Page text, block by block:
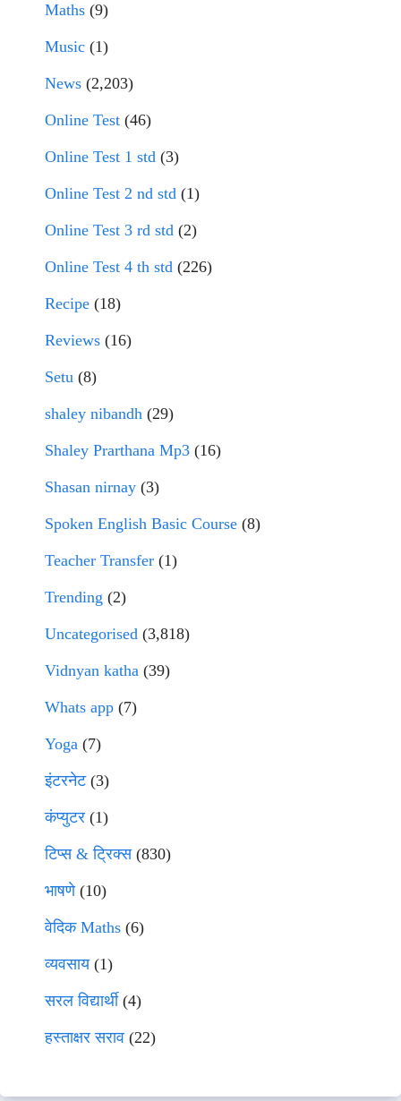
Maths (9)
Music (1)
News (2,203)
Online Test (46)
Online Test 1 std (3)
Online Test 2 nd std (1)
Online Test 3 rd std (2)
Online Test 4 th std (226)
Recipe (18)
Reviews (16)
Setu (8)
shaley nibandh (29)
Shaley Prarthana Mp3 (16)
Shasan nirnay (3)
Spoken English Basic Course (8)
Teacher Transfer (1)
Trending (2)
Uncategorised (3,818)
Vidnyan katha (39)
Whats app (7)
Yoga (7)
इंटरनेट(3)
कंप्युटर (1)
टिप्स & ट्रिक्स(830)
भाषणे(10)
वेदिक Maths (6)
व्यवसाय(1)
सरल विद्यार्थी(4)
हस्ताक्षर सराव (22)